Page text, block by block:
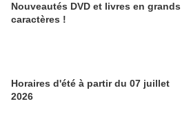
Nouveautés DVD et livres en grands
caractères !
Horaires d'été à partir du 07 juillet
2026